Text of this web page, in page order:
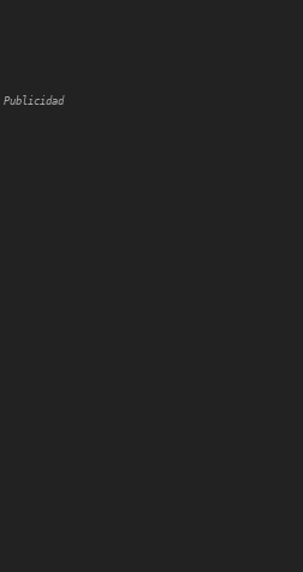
Publicidad